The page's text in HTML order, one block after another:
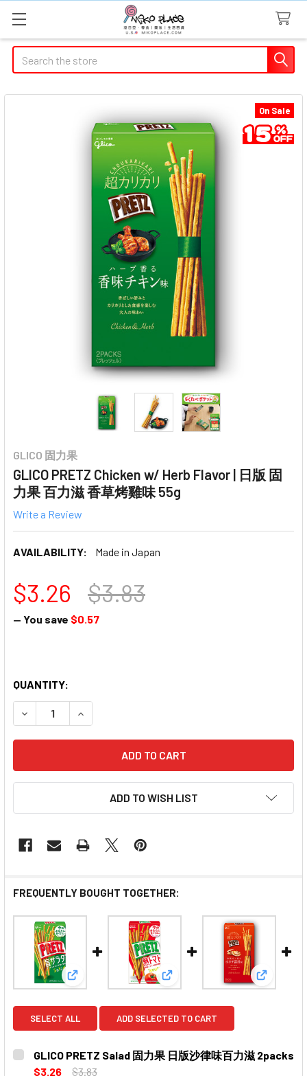
Search
GLICO 固力果
GLICO PRETZ Chicken w/ Herb Flavor | 日版 固
力果 百力滋 香草烤雞味 55g
Write a Review
AVAILABILITY: Made in Japan
On Sale
$3.26 $3.83
— You save $0.57
QUANTITY:
DECREASE QUANTITY OF GLICO PRETZ CHICKEN W/
INCREASE QUANTITY OF GLICO PRETZ
ADD TO WISH LIST
FREQUENTLY BOUGHT TOGETHER:
View: GLICO PRETZ Salad 固力果 日版沙律味百
View: GLICO PRETZ Tomato
View:
SELECT ALL ADD SELECTED TO CART
GLICO PRETZ Salad 固力果 日版沙律味百力滋 2packs
$3.26
$3.83